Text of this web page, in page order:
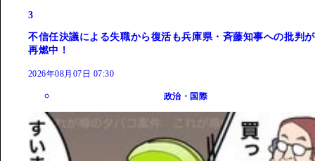
3
不信任決議による失職から復活も兵庫県・斉藤知事への批判が
再燃中！
2026年08月07日 07:30
政治・国際